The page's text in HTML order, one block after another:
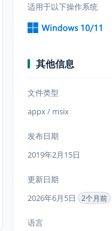
适用于以下操作系统
其他信息
文件类型
appx / msix
发布日期
2019年2月15日
更新日期
2026年6月5日
2个月前
语言